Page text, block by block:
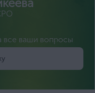
все ваши вопросы